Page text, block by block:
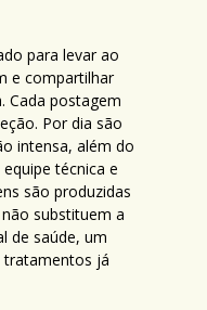
para levar ao
e compartilhar
Cada postagem
Por dia são
intensa, além do
técnica e
são produzidas
substituem a
de saúde, um
tratamentos já